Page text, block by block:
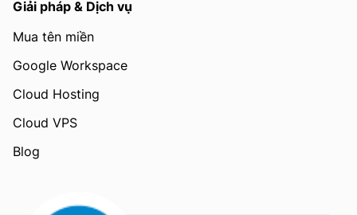
Giải pháp & Dịch vụ
Mua tên miền
Google Workspace
Cloud Hosting
Cloud VPS
Blog